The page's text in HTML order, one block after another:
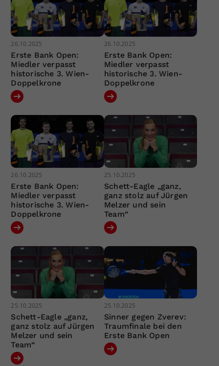
26.10.2025
Erste Bank Open:
Miedler verpasst
historische 3. Wien-
Doppelkrone
26.10.2025
Erste Bank Open:
Miedler verpasst
historische 3. Wien-
Doppelkrone
26.10.2025
Erste Bank Open:
Miedler verpasst
historische 3. Wien-
Doppelkrone
25.10.2025
Schett-Eagle „ganz,
ganz stolz auf Jürgen
Melzer und sein
Team“
25.10.2025
Schett-Eagle „ganz,
ganz stolz auf Jürgen
Melzer und sein
Team“
25.10.2025
Sinner gegen Zverev:
Traumfinale bei den
Erste Bank Open